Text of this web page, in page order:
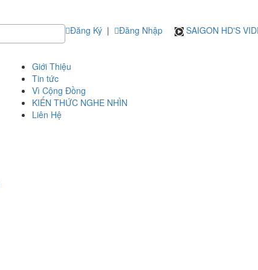
Đăng Ký | Đăng Nhập SAIGON HD'S
Giới Thiệu
Tin tức
Vì Cộng Đồng
KIẾN THỨC NGHE NHÌN
Liên Hệ